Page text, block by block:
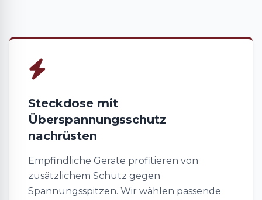
Steckdose mit
Überspannungsschutz
nachrüsten
Empfindliche Geräte profitieren von
zusätzlichem Schutz gegen
Spannungsspitzen. Wir wählen passende